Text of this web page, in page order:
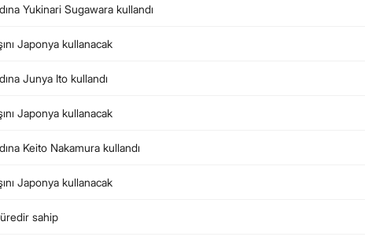
Yukinari Sugawara kullandı
Japonya kullanacak
Junya Ito kullandı
Japonya kullanacak
Keito Nakamura kullandı
Japonya kullanacak
sahip